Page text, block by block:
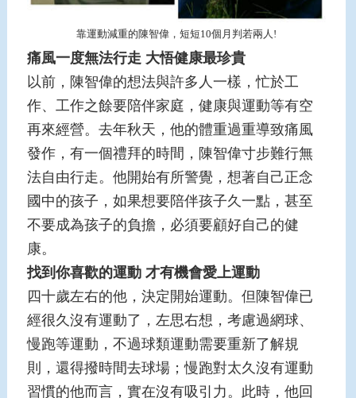
靠運動減重的陳智偉，短短10個月判若兩人!
痛風一度無法行走 大悟健康最珍貴
以前，陳智偉的想法與許多人一樣，忙於工
作、工作之餘要陪伴家庭，健康與運動等有空
再來經營。去年秋天，他的體重過重導致痛風
發作，有一個禮拜的時間，陳智偉寸步難行無
法自由行走。他開始有所警覺，想著自己正念
國中的孩子，如果想要陪伴孩子久一點，甚至
不要成為孩子的負擔，必須要顧好自己的健
康。
找到你喜歡的運動 才有機會愛上運動
四十歲左右的他，決定開始運動。但陳智偉已
經很久沒有運動了，左思右想，考慮過網球、
慢跑等運動，不過球類運動需要重新了解規
則，還得撥時間去球場；慢跑對太久沒有運動
習慣的他而言，實在沒有吸引力。此時，他回